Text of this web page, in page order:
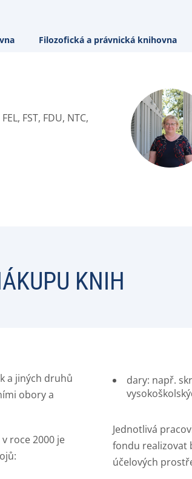
Filozofická a právnická knihovna
FST, FDU, NTC,
KNIH
a jiných druhů
obory a
roce 2000 je
dary: např.
Jednotlivá
fondu realizovat
účelových